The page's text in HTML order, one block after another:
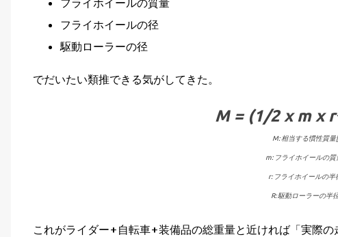
フライホイールの質量
フライホイールの径
駆動ローラーの径
でだいたい類推できる気がしてきた。
M = (1/2 x m x
M: 相当する慣性質量
m: フライホイールの質
r: フライホイールの半
R: 駆動ローラーの半
これがライダー+自転車+装備品の総重量と近ければ「実際